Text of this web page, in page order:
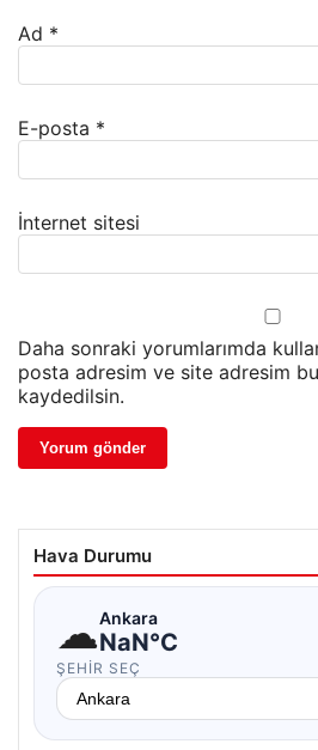
Ad *
E-posta *
İnternet sitesi
Daha sonraki yorumlarımda
posta adresim ve site adresim bu
kaydedilsin.
Hava Durumu
☁Ankara
NaN°C
ŞEHIR SEÇ